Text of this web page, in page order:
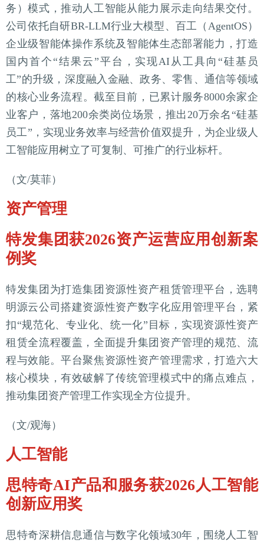
务）模式，推动人工智能从能力展示走向结果交付。
公司依托自研BR-LLM行业大模型、百工（AgentOS）
企业级智能体操作系统及智能体生态部署能力，打造
国内首个“结果云”平台，实现AI从工具向“硅基员
工”的升级，深度融入金融、政务、零售、通信等领域
的核心业务流程。截至目前，已累计服务8000余家企
业客户，落地200余类岗位场景，推出20万余名“硅基
员工”，实现业务效率与经营价值双提升，为企业级人
工智能应用树立了可复制、可推广的行业标杆。
（文/莫菲）
资产管理
特发集团获2026资产运营应用创新案
例奖
特发集团为打造集团资源性资产租赁管理平台，选聘
明源云公司搭建资源性资产数字化应用管理平台，紧
扣“规范化、专业化、统一化”目标，实现资源性资产
租赁全流程覆盖，全面提升集团资产管理的规范、流
程与效能。平台聚焦资源性资产管理需求，打造六大
核心模块，有效破解了传统管理模式中的痛点难点，
推动集团资产管理工作实现全方位提升。
（文/观海）
人工智能
思特奇AI产品和服务获2026人工智能
创新应用奖
思特奇深耕信息通信与数字化领域30年，围绕人工智